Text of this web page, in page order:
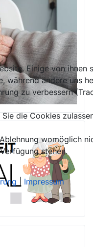
Einige von ihnen
während andere uns
zu verbessern
die Cookies
womöglich
stehen.
Impressum